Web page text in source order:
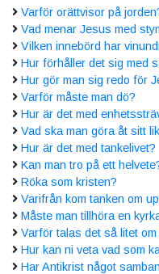
Varför orättvisor på
Vad menar Jesus med
Vilken innebörd har
Hur förhåller det sig med
Hur gör man sig redo för
Varför måste man dö?
Hur är det med
Vad ska man göra åt sitt
Hur är det med tankelivet?
Kan man tro på ett
Röka som kristen?
Varifrån kom tanken om
Måste man tillhöra en
Varför talas det så litet
Hur kan ni veta vad som
Har Antikrist något